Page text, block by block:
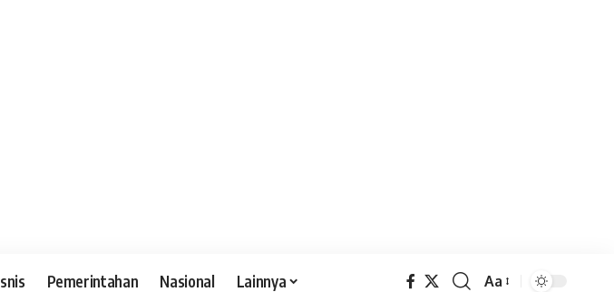
Pemerintahan Nasional Lainnya Aa